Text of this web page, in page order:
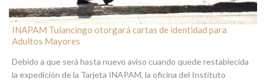
INAPAM Tulancingo otorgará cartas de identidad para
Adultos Mayores
Debido a que será hasta nuevo aviso cuando quede restablecida
la expedición de la Tarjeta INAPAM, la oficina del Instituto